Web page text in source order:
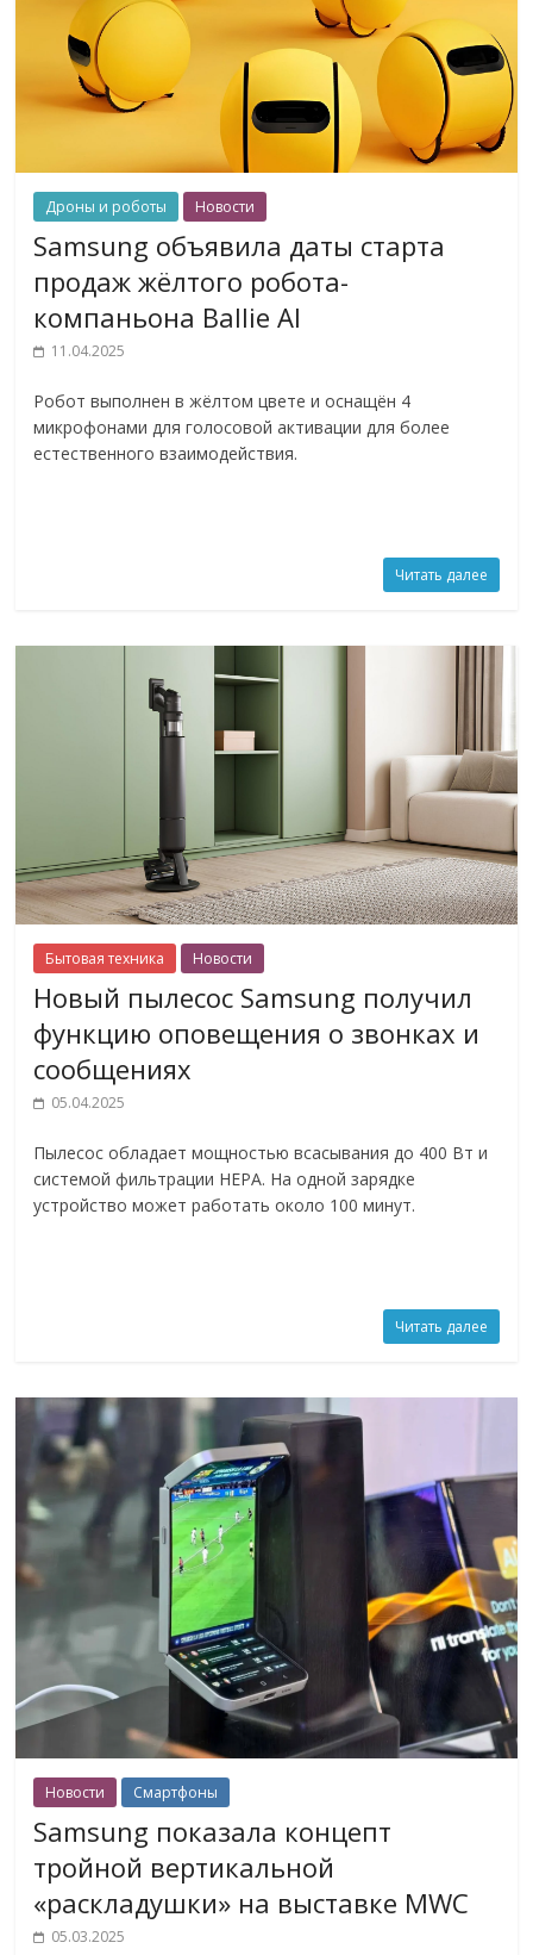
Дроны и роботы Новости
Samsung объявила даты старта
продаж жёлтого робота-
компаньона Ballie AI
11.04.2025
Робот выполнен в жёлтом цвете и оснащён 4
микрофонами для голосовой активации для более
естественного взаимодействия.
Читать далее
Бытовая техника Новости
Новый пылесос Samsung получил
функцию оповещения о звонках и
сообщениях
05.04.2025
Пылесос обладает мощностью всасывания до 400 Вт и
системой фильтрации HEPA. На одной зарядке
устройство может работать около 100 минут.
Читать далее
Новости Смартфоны
Samsung показала концепт
тройной вертикальной
«раскладушки» на выставке MWC
05.03.2025